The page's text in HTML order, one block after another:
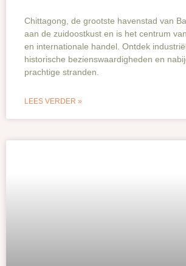
Chittagong, de grootste havenstad van
aan de zuidoostkust en is het centrum
en internationale handel. Ontdek
historische bezienswaardigheden en
prachtige stranden.
LEES VERDER »